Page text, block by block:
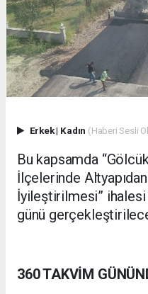
Erkek| Kadın (Haberi Sesli
Bu kapsamda
İlçelerinde Altyapıdan
İyileştirilmesi”
günü
360 TAKVİM